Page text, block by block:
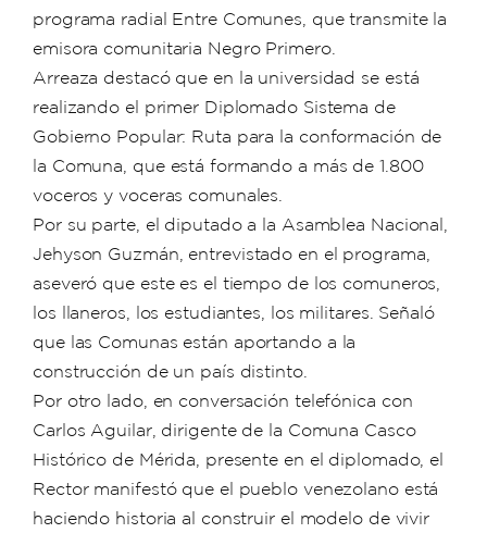
programa radial Entre Comunes, que transmite la
emisora comunitaria Negro Primero.
Arreaza destacó que en la universidad se está
realizando el primer Diplomado Sistema de
Gobierno Popular: Ruta para la conformación de
la Comuna, que está formando a más de 1.800
voceros y voceras comunales.
Por su parte, el diputado a la Asamblea Nacional,
Jehyson Guzmán, entrevistado en el programa,
aseveró que este es el tiempo de los comuneros,
los llaneros, los estudiantes, los militares. Señaló
que las Comunas están aportando a la
construcción de un país distinto.
Por otro lado, en conversación telefónica con
Carlos Aguilar, dirigente de la Comuna Casco
Histórico de Mérida, presente en el diplomado, el
Rector manifestó que el pueblo venezolano está
haciendo historia al construir el modelo de vivir